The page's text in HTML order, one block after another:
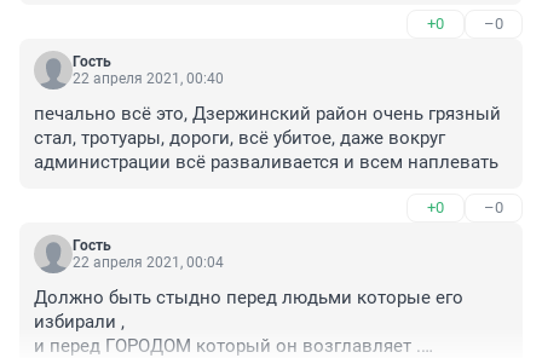
+0 –0
Гость
22 апреля 2021, 00:40
печально всё это, Дзержинский район очень грязный
стал, тротуары, дороги, всё убитое, даже вокруг
администрации всё разваливается и всем наплевать
+0 –0
Гость
22 апреля 2021, 00:04
Должно быть стыдно перед людьми которые его
избирали ,
и перед ГОРОДОМ который он возглавляет .